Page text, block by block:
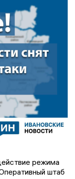
режима
штаб